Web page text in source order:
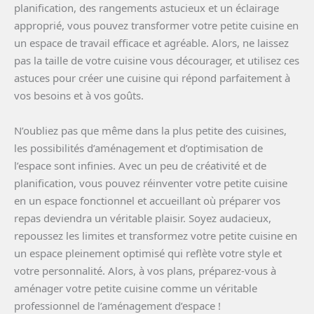
planification, des rangements astucieux et un éclairage
approprié, vous pouvez transformer votre petite cuisine en
un espace de travail efficace et agréable. Alors, ne laissez
pas la taille de votre cuisine vous décourager, et utilisez ces
astuces pour créer une cuisine qui répond parfaitement à
vos besoins et à vos goûts.
N’oubliez pas que même dans la plus petite des cuisines,
les possibilités d’aménagement et d’optimisation de
l’espace sont infinies. Avec un peu de créativité et de
planification, vous pouvez réinventer votre petite cuisine
en un espace fonctionnel et accueillant où préparer vos
repas deviendra un véritable plaisir. Soyez audacieux,
repoussez les limites et transformez votre petite cuisine en
un espace pleinement optimisé qui reflète votre style et
votre personnalité. Alors, à vos plans, préparez-vous à
aménager votre petite cuisine comme un véritable
professionnel de l’aménagement d’espace !